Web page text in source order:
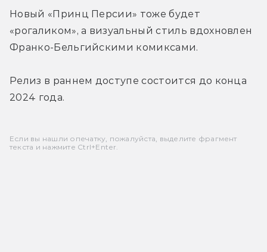
Новый «Принц Персии» тоже будет
«рогаликом», а визуальный стиль вдохновлен
Франко-Бельгийскими комиксами.
Релиз в раннем доступе состоится до конца
2024 года.
Если вы нашли опечатку, пожалуйста, выделите фрагмент
текста и нажмите Ctrl+Enter.